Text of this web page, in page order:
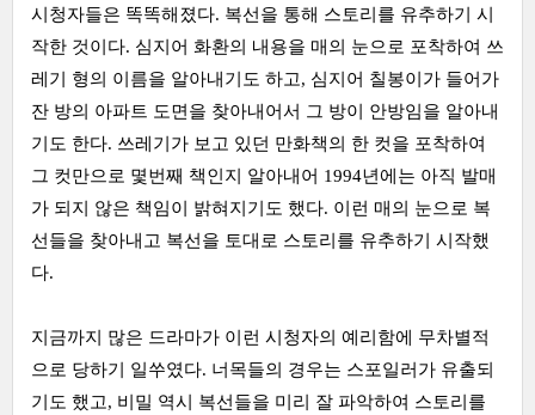
시청자들은 똑똑해졌다. 복선을 통해 스토리를 유추하기 시
작한 것이다. 심지어 화환의 내용을 매의 눈으로 포착하여 쓰
레기 형의 이름을 알아내기도 하고, 심지어 칠봉이가 들어가
잔 방의 아파트 도면을 찾아내어서 그 방이 안방임을 알아내
기도 한다. 쓰레기가 보고 있던 만화책의 한 컷을 포착하여
그 컷만으로 몇번째 책인지 알아내어 1994년에는 아직 발매
가 되지 않은 책임이 밝혀지기도 했다. 이런 매의 눈으로 복
선들을 찾아내고 복선을 토대로 스토리를 유추하기 시작했
다.
지금까지 많은 드라마가 이런 시청자의 예리함에 무차별적
으로 당하기 일쑤였다. 너목들의 경우는 스포일러가 유출되
기도 했고, 비밀 역시 복선들을 미리 잘 파악하여 스토리를